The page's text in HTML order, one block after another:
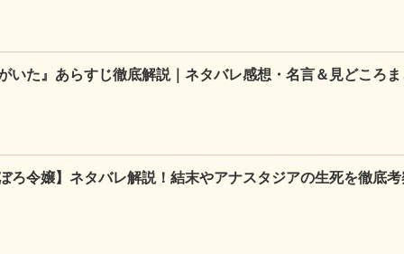
いた』あらすじ徹底解説｜ネタバレ感想・名言＆見どころま
ろ令嬢】ネタバレ解説！結末やアナスタジアの生死を徹底